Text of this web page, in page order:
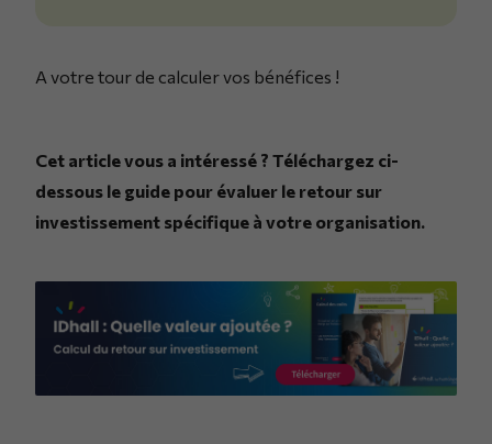
A votre tour de calculer vos bénéfices !
Cet article vous a intéressé ? Téléchargez ci-
dessous le guide pour évaluer le retour sur
investissement spécifique à votre organisation.